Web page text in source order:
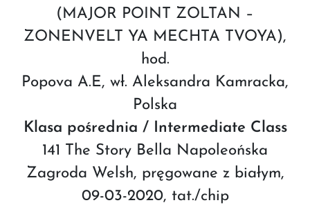
(MAJOR POINT ZOLTAN –
ZONENVELT YA MECHTA TVOYA),
hod.
Popova A.E, wł. Aleksandra Kamracka,
Polska
Klasa pośrednia / Intermediate Class
141 The Story Bella Napoleońska
Zagroda Welsh, pręgowane z białym,
09-03-2020, tat./chip